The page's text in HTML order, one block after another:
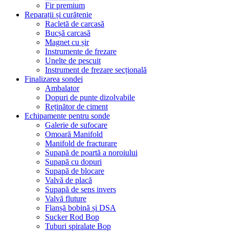
Fir premium
Reparații și curățenie
Racletă de carcasă
Bucșă carcasă
Magnet cu șir
Instrumente de frezare
Unelte de pescuit
Instrument de frezare secțională
Finalizarea sondei
Ambalator
Dopuri de punte dizolvabile
Reținător de ciment
Echipamente pentru sonde
Galerie de sufocare
Omoară Manifold
Manifold de fracturare
Supapă de poartă a noroiului
Supapă cu dopuri
Supapă de blocare
Valvă de placă
Supapă de sens invers
Valvă fluture
Flanșă bobină și DSA
Sucker Rod Bop
Tuburi spiralate Bop